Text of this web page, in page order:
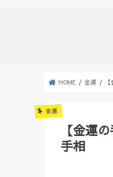
HOME 金運
金運
【金運
手相